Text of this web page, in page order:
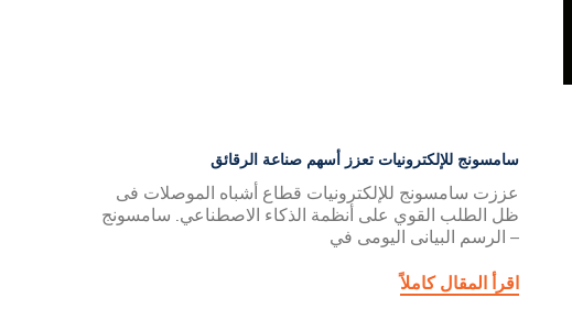
سامسونج للإلكترونيات تعزز أسهم صناعة الرقائق
عززت سامسونج للإلكترونيات قطاع أشباه الموصلات فى
ظل الطلب القوي على أنظمة الذكاء الاصطناعي. سامسونج
– الرسم البيانى اليومى في
اقرأ المقال كاملاً